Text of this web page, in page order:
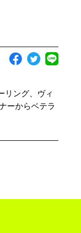
リング、ヴィ
ーからベテラ